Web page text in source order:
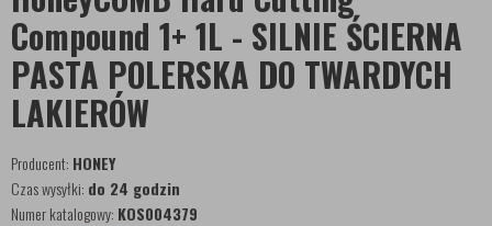
Compound 1+ 1L - SILNIE ŚCIERNA
PASTA POLERSKA DO TWARDYCH
LAKIERÓW
Producent: HONEY
Czas wysyłki: do 24 godzin
Numer katalogowy: KOS004379